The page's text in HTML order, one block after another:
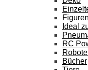
Ideal
RC
Bücher